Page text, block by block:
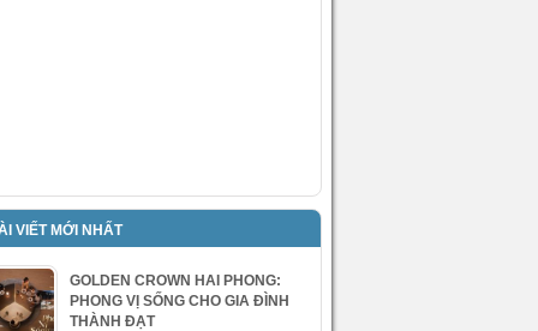
VIẾT MỚI NHẤT
GOLDEN CROWN HAI PHONG:
PHONG VỊ SỐNG CHO GIA ĐÌNH
THÀNH ĐẠT